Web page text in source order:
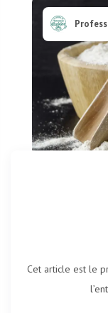
Cet article est le